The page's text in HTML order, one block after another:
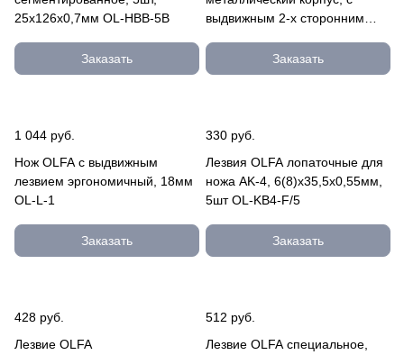
25х126х0,7мм OL-HBB-5B
Заказать
выдвижным 2-х сторонним
Заказать
1 044 руб.
Нож OLFA с выдвижным
лезвием эргономичный, 18мм
OL-L-1
Заказать
330 руб.
Лезвия OLFA лопаточные для
ножа AK-4, 6(8)х35,5х0,55мм,
5шт OL-KB4-F/5
Заказать
428 руб.
Лезвие OLFA
512 руб.
Лезвие OLFA специальное,